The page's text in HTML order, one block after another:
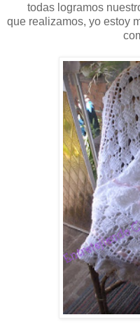
todas logramos
que realizamos, yo estoy